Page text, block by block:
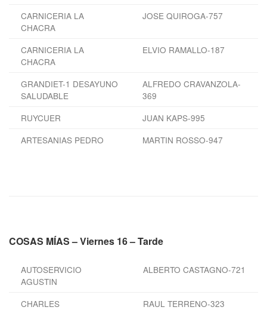
CARNICERIA LA
CHACRA
JOSE QUIROGA-757
CARNICERIA LA
CHACRA
ELVIO RAMALLO-187
GRANDIET-1 DESAYUNO
SALUDABLE
ALFREDO CRAVANZOLA-
369
RUYCUER
JUAN KAPS-995
ARTESANIAS PEDRO
MARTIN ROSSO-947
COSAS MÍAS – Viernes 16 – Tarde
AUTOSERVICIO
AGUSTIN
ALBERTO CASTAGNO-721
CHARLES
RAUL TERRENO-323